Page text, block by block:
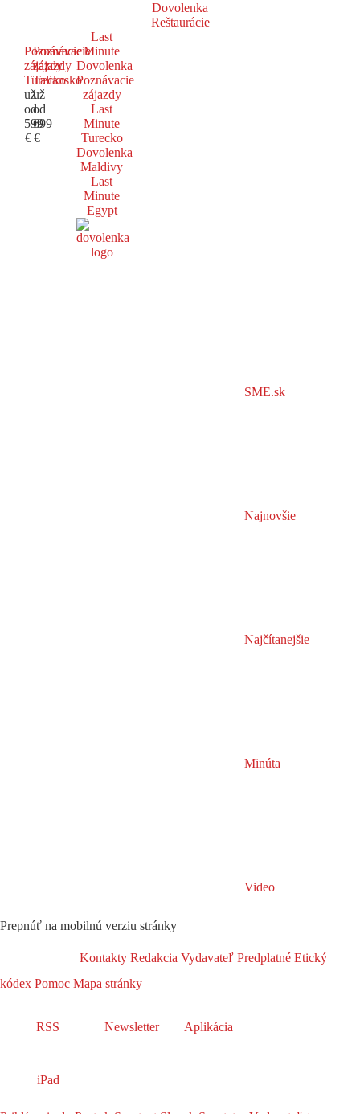
Dovolenka
Reštaurácie
Poznávacie
zájazdy
Turecko
už
od
599
€
Poznávacie
zájazdy
Taliansko
už
od
699
€
Last
Minute
Dovolenka
Poznávacie
zájazdy
Last
Minute
Turecko
Dovolenka
Maldivy
Last
Minute
Egypt
SME.sk
Najnovšie
Najčítanejšie
Minúta
Video
Prepnúť na mobilnú verziu stránky
Kontakty Redakcia Vydavateľ Predplatné Etický
kódex Pomoc Mapa stránky
RSS Newsletter Aplikácia
iPad